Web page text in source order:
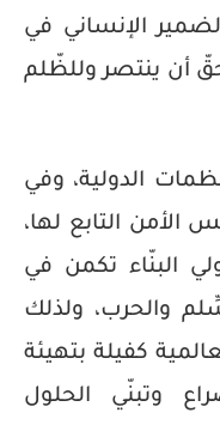
الإنساني في
أن ينتصر وللظّلم
الدولية، وفي
الأمن التابع لها،
البنّاء تكمن في
والحرب، ولذلك
كفيلة بتهيئة
وتبنّي الحلول